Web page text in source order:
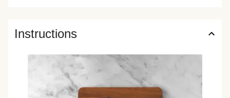
Instructions